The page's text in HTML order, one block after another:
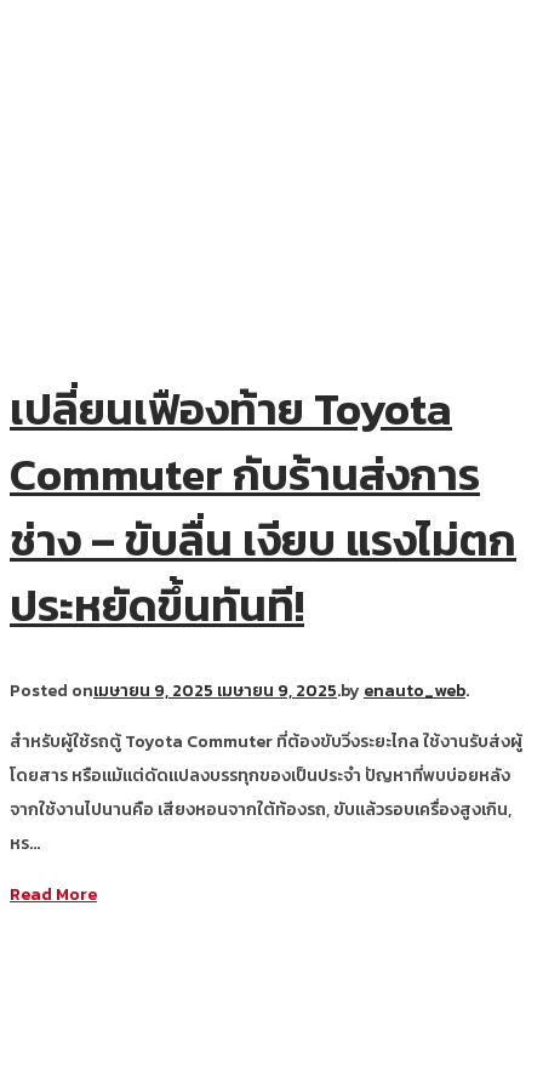
เปลี่ยนเฟืองท้าย Toyota
Commuter กับร้านส่งการ
ช่าง – ขับลื่น เงียบ แรงไม่ตก
ประหยัดขึ้นทันที!
Posted onเมษายน 9, 2025 เมษายน 9, 2025.by enauto_web.
สำหรับผู้ใช้รถตู้ Toyota Commuter ที่ต้องขับวิ่งระยะไกล ใช้งานรับส่งผู้
โดยสาร หรือแม้แต่ดัดแปลงบรรทุกของเป็นประจำ ปัญหาที่พบบ่อยหลัง
จากใช้งานไปนานคือ เสียงหอนจากใต้ท้องรถ, ขับแล้วรอบเครื่องสูงเกิน,
หร…
Read More